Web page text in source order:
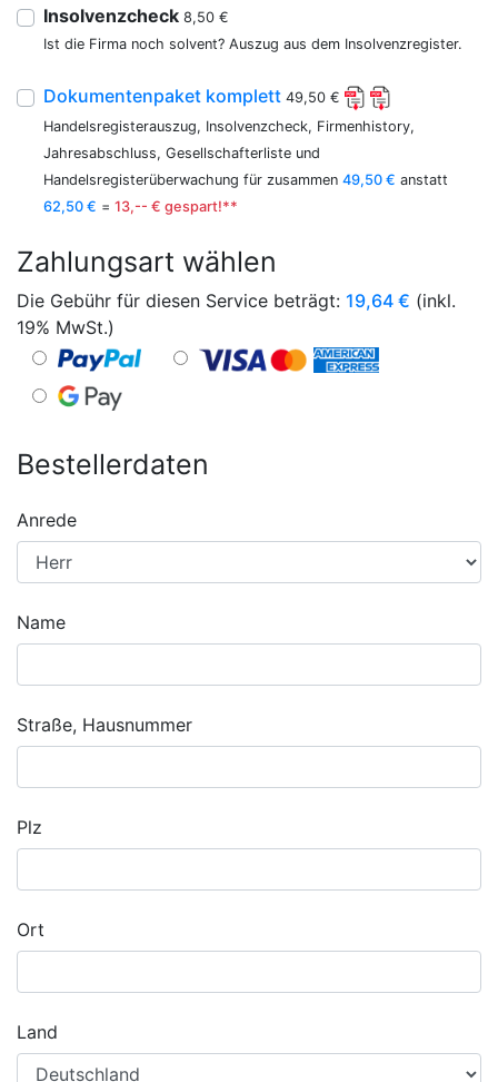
Insolvenzcheck 8,50 €
Ist die Firma noch solvent? Auszug aus dem Insolvenzregister.
Dokumentenpaket komplett 49,50 €
Handelsregisterauszug, Insolvenzcheck, Firmenhistory,
Jahresabschluss, Gesellschafterliste und
Handelsregisterüberwachung für zusammen 49,50 € anstatt
62,50 € = 13,-- € gespart!**
Zahlungsart wählen
Die Gebühr für diesen Service beträgt: 19,64 € (inkl.
19% MwSt.)
Bestellerdaten
Anrede
Name
Straße, Hausnummer
Plz
Ort
Land